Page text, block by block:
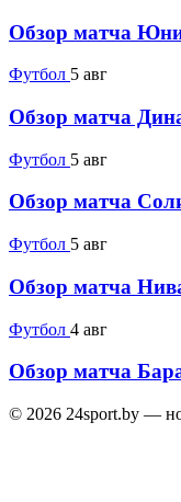
Обзор матча
Футбол 5 авг
Обзор матча
Футбол 5 авг
Обзор матча
Футбол 5 авг
Обзор матча
Футбол 4 авг
Обзор матча
© 2026 24sport.by —